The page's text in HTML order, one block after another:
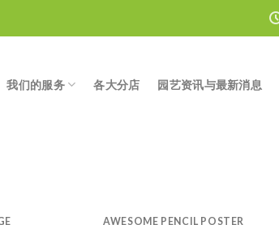
我们的服务 各大分店 园艺资讯与最新消息
AWESOME PENCIL POSTER